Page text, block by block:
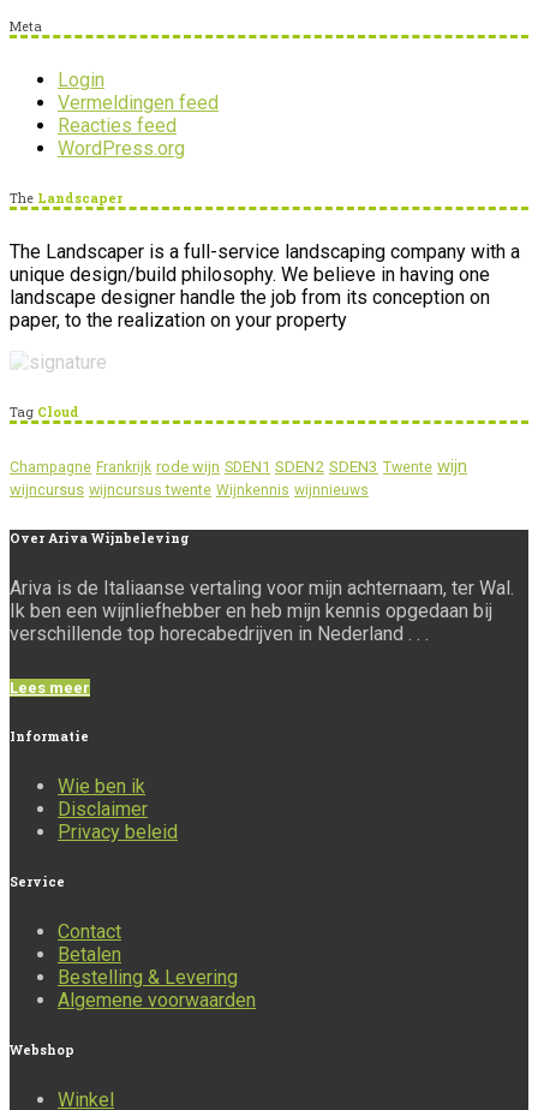
Meta
Login
Vermeldingen feed
Reacties feed
WordPress.org
The Landscaper
The Landscaper is a full-service landscaping company with a
unique design/build philosophy. We believe in having one
landscape designer handle the job from its conception on
paper, to the realization on your property
Tag Cloud
Champagne Frankrijk rode wijn SDEN1 SDEN2 SDEN3 Twente wijn
wijncursus wijncursus twente Wijnkennis wijnnieuws
Over Ariva Wijnbeleving
Ariva is de Italiaanse vertaling voor mijn achternaam, ter Wal.
Ik ben een wijnliefhebber en heb mijn kennis opgedaan bij
verschillende top horecabedrijven in Nederland . . .
Lees meer
Informatie
Wie ben ik
Disclaimer
Privacy beleid
Service
Contact
Betalen
Bestelling & Levering
Algemene voorwaarden
Webshop
Winkel